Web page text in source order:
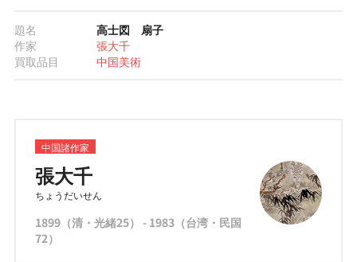
題名
高士図 扇子
作家
張大千
買取品目
中国美術
中国諸作家
張大千
ちょうだいせん
1899（清・光緒25） - 1983（台湾・民国
72）